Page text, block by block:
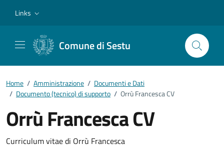
Links
Comune di Sestu
Home / Amministrazione / Documenti e Dati
/ Documento (tecnico) di supporto / Orrù Francesca CV
Orrù Francesca CV
Dettagli del documento
Curriculum vitae di Orrù Francesca